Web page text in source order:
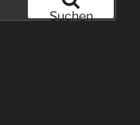
Suchen